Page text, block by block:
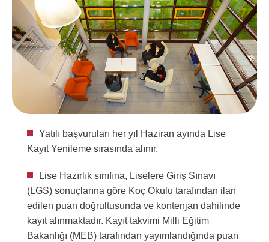
Yatılı başvuruları her yıl Haziran ayında Lise
Kayıt Yenileme sırasında alınır.
Lise Hazırlık sınıfına, Liselere Giriş Sınavı
(LGS) sonuçlarına göre Koç Okulu tarafından ilan
edilen puan doğrultusunda ve kontenjan dahilinde
kayıt alınmaktadır. Kayıt takvimi Milli Eğitim
Bakanlığı (MEB) tarafından yayımlandığında puan